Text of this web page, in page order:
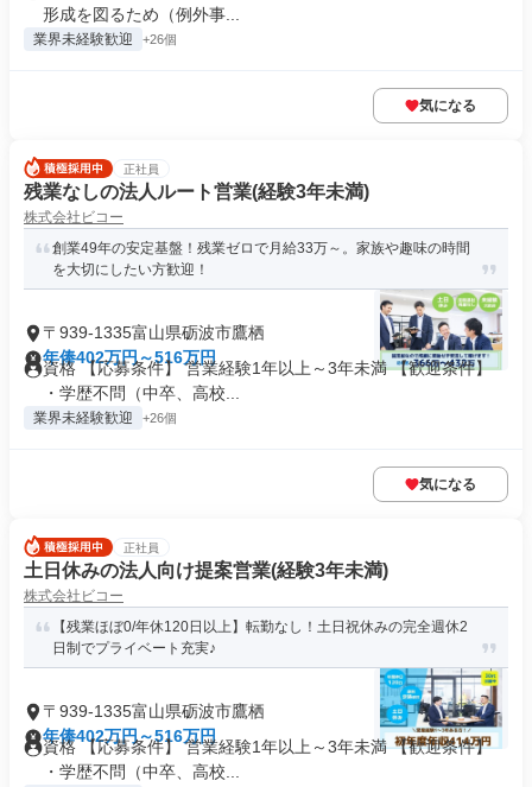
形成を図るため（例外事...
業界未経験歓迎 +26個
気になる
正社員
残業なしの法人ルート営業(経験3年未満)
株式会社ビコー
創業49年の安定基盤！残業ゼロで月給33万～。家族や趣味の時間
を大切にしたい方歓迎！
〒939-1335富山県砺波市鷹栖
年俸402万円～516万円
資格 【応募条件】 営業経験1年以上～3年未満 【歓迎条件】
・学歴不問（中卒、高校...
業界未経験歓迎 +26個
気になる
正社員
土日休みの法人向け提案営業(経験3年未満)
株式会社ビコー
【残業ほぼ0/年休120日以上】転勤なし！土日祝休みの完全週休2
日制でプライベート充実♪
〒939-1335富山県砺波市鷹栖
年俸402万円～516万円
資格 【応募条件】 営業経験1年以上～3年未満 【歓迎条件】
・学歴不問（中卒、高校...